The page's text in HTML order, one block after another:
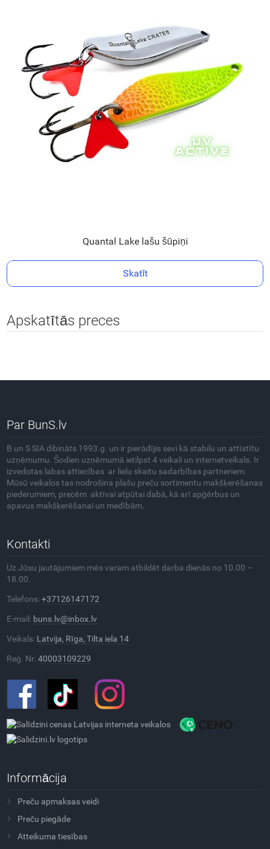
Quantal Lake lašu šūpiņi
Skatīt
Apskatītās preces
Par BunS.lv
B un S SIA dibināts 1993.g. un ir pierādījis sevi kā stabilu un attīstītu
uzņēmumu. Šodien uzņēmumā ietilpst 4 veikali un internetveikals. Ir
izvedotas labas attiecības ar lielu skaitu sadarbības partneriem.
Mūsū veikalos tas nodrošina plašu preču sortimentu makšķerēšanas
piederumiem, precēm aktīvai atpūtai dabā, kā arī apģērbus un
apavus makšķerēšanai un medībām.
Kontakti
Uz Jūsu jautājumiem mēs varam atbildēt darba dienās no 10.00 –
18.00.
Telefons:+37126147172
E-mail: buns.lv@inbox.lv
Veikals: Latvija, Rīga, Tilta iela 14
Reģ. Nr:40003109229
Informācija
Preču apmaksas veidi
Preču piegāde
Atteikuma tiesības